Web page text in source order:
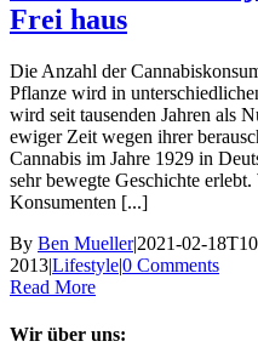
Frei haus
Die Anzahl der
Pflanze wird in
wird seit tausenden Jahren als
ewiger Zeit wegen ihrer
Cannabis im Jahre 1929 in
sehr bewegte Geschichte
Konsumenten [...]
By Ben Mueller|2021-02-
2013|Lifestyle|0 Comments
Read More
Wir über uns: